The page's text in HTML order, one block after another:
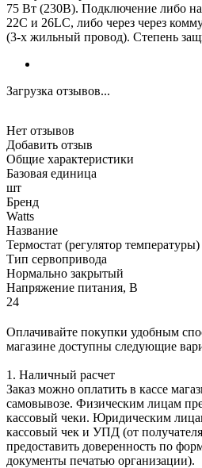
75 Вт (230В). Подключение либо
22C и 26LC, либо через через
(3-х жильный провод). Cтепень
Загрузка отзывов...
Нет отзывов
Добавить отзыв
Общие характеристики
Базовая единица
шт
Бренд
Watts
Название
Термостат (регулятор температуры)
Тип сервопривода
Нормально закрытый
Напряжение питания, В
24
Оплачивайте покупки удобным
магазине доступны следующие
1. Наличный расчет
Заказ можно оплатить в кассе
самовывозе. Физическим лицам
кассовый чеки. Юридическим
кассовый чек и УПД (от
предоставить доверенность по
документы печатью организации).